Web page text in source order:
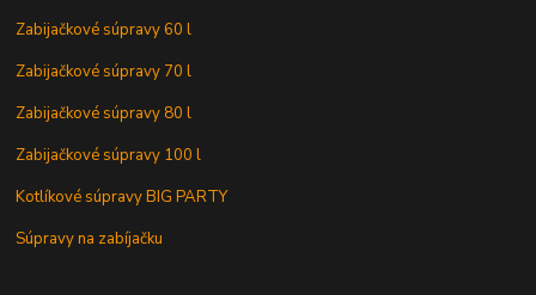
Zabijačkové súpravy 60 l
Zabijačkové súpravy 70 l
Zabijačkové súpravy 80 l
Zabijačkové súpravy 100 l
Kotlíkové súpravy BIG PARTY
Súpravy na zabíjačku